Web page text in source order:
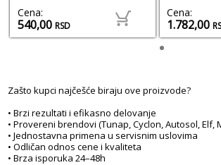
Cena:
540,00 RSD
Cena:
1.782,00
Zašto kupci najčešće biraju ove proizvode?
• Brzi rezultati i efikasno delovanje
• Provereni brendovi (Tunap, Cyclon, Autosol, Elf,
• Jednostavna primena u servisnim uslovima
• Odličan odnos cene i kvaliteta
• Brza isporuka 24–48h